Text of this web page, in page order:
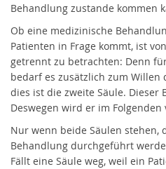
SAPV -
versicherten
SAPV -
Privatpatient:innen
SAPV - für
Einrichtungen
Behandlung zustande kommen
Ob eine medizinische
Patienten in Frage kommt, ist
getrennt zu betrachten: Denn
bedarf es zusätzlich zum
dies ist die zweite Säule. Dieser
Deswegen wird er im
Nur wenn beide Säulen stehen,
Behandlung durchgeführt
Fällt eine Säule weg, weil ein